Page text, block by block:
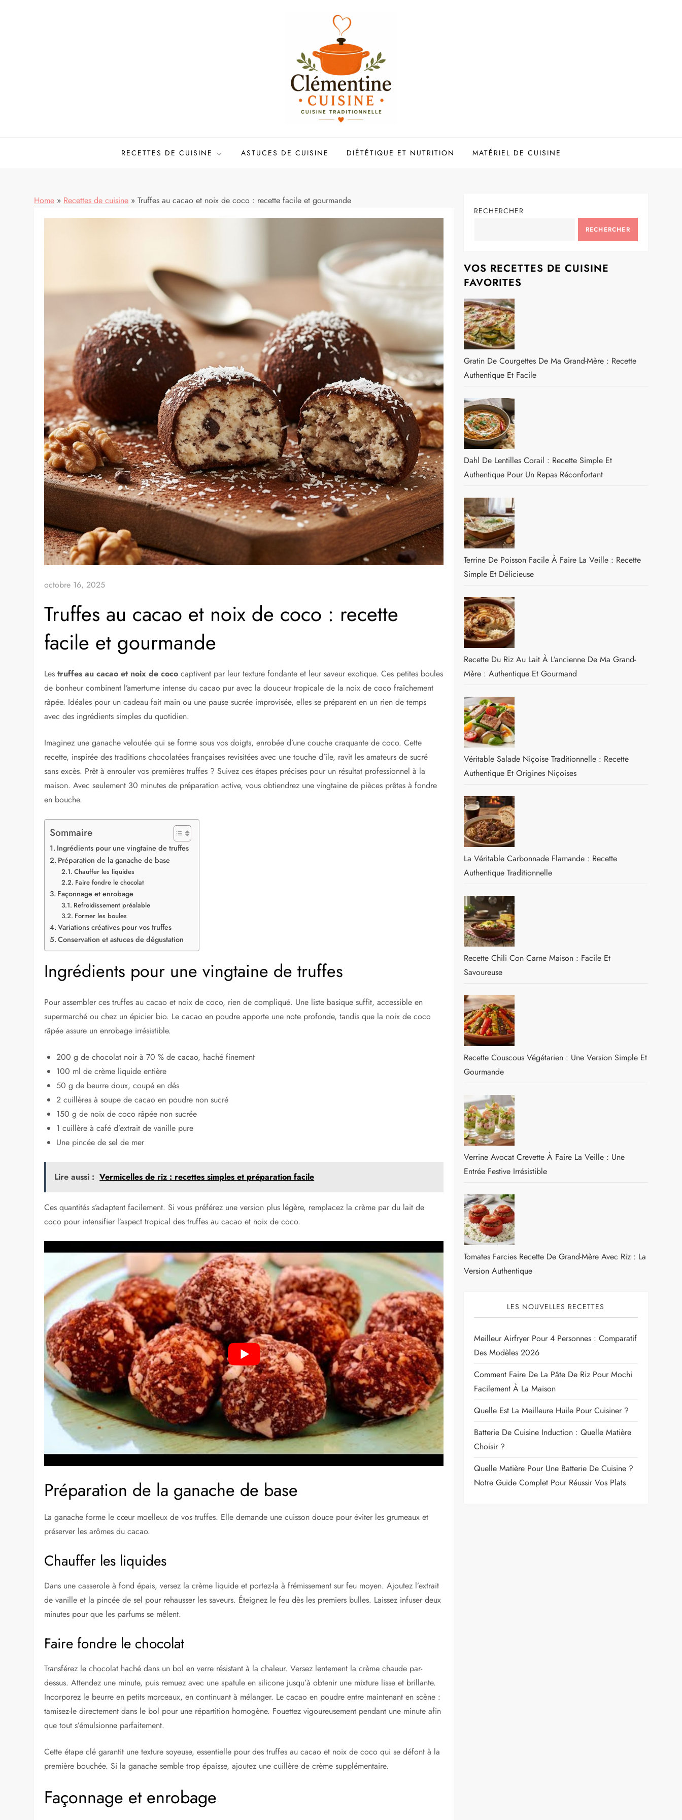
RECETTES DE CUISINE ASTUCES DE CUISINE DIÉTÉTIQUE ET NUTRITION MATÉRIEL DE CUISINE
Home » Recettes de cuisine » Truffes au cacao et noix de coco : recette facile et gourmande
octobre 16, 2025
Truffes au cacao et noix de coco : recette
facile et gourmande
Lestruffes au cacao et noix de coco captivent par leur texture fondante et leur saveur exotique. Ces petites boules
de bonheur combinent l’amertume intense du cacao pur avec la douceur tropicale de la noix de coco fraîchement
râpée. Idéales pour un cadeau fait main ou une pause sucrée improvisée, elles se préparent en un rien de temps
avec des ingrédients simples du quotidien.
Imaginez une ganache veloutée qui se forme sous vos doigts, enrobée d’une couche craquante de coco. Cette
recette, inspirée des traditions chocolatées françaises revisitées avec une touche d’île, ravit les amateurs de sucré
sans excès. Prêt à enrouler vos premières truffes ? Suivez ces étapes précises pour un résultat professionnel à la
maison. Avec seulement 30 minutes de préparation active, vous obtiendrez une vingtaine de pièces prêtes à fondre
en bouche.
Sommaire
Ingrédients pour une vingtaine de truffes
Préparation de la ganache de base
Chauffer les liquides
Faire fondre le chocolat
Façonnage et enrobage
Refroidissement préalable
Former les boules
Variations créatives pour vos truffes
Conservation et astuces de dégustation
Ingrédients pour une vingtaine de truffes
Pour assembler ces truffes au cacao et noix de coco, rien de compliqué. Une liste basique suffit, accessible en
supermarché ou chez un épicier bio. Le cacao en poudre apporte une note profonde, tandis que la noix de coco
râpée assure un enrobage irrésistible.
200 g de chocolat noir à 70 % de cacao, haché finement
100 ml de crème liquide entière
50 g de beurre doux, coupé en dés
2 cuillères à soupe de cacao en poudre non sucré
150 g de noix de coco râpée non sucrée
1 cuillère à café d’extrait de vanille pure
Une pincée de sel de mer
Lire aussi : Vermicelles de riz : recettes simples et préparation facile
Ces quantités s’adaptent facilement. Si vous préférez une version plus légère, remplacez la crème par du lait de
coco pour intensifier l’aspect tropical des truffes au cacao et noix de coco.
Préparation de la ganache de base
La ganache forme le cœur moelleux de vos truffes. Elle demande une cuisson douce pour éviter les grumeaux et
préserver les arômes du cacao.
Chauffer les liquides
Dans une casserole à fond épais, versez la crème liquide et portez-la à frémissement sur feu moyen. Ajoutez l’extrait
de vanille et la pincée de sel pour rehausser les saveurs. Éteignez le feu dès les premiers bulles. Laissez infuser deux
minutes pour que les parfums se mêlent.
Faire fondre le chocolat
Transférez le chocolat haché dans un bol en verre résistant à la chaleur. Versez lentement la crème chaude par-
dessus. Attendez une minute, puis remuez avec une spatule en silicone jusqu’à obtenir une mixture lisse et brillante.
Incorporez le beurre en petits morceaux, en continuant à mélanger. Le cacao en poudre entre maintenant en scène :
tamisez-le directement dans le bol pour une répartition homogène. Fouettez vigoureusement pendant une minute afin
que tout s’émulsionne parfaitement.
Cette étape clé garantit une texture soyeuse, essentielle pour des truffes au cacao et noix de coco qui se défont à la
première bouchée. Si la ganache semble trop épaisse, ajoutez une cuillère de crème supplémentaire.
Façonnage et enrobage
RECHERCHER
RECHERCHER
VOS RECETTES DE CUISINE
FAVORITES
Gratin De Courgettes De Ma Grand-Mère : Recette
Authentique Et Facile
Dahl De Lentilles Corail : Recette Simple Et
Authentique Pour Un Repas Réconfortant
Terrine De Poisson Facile À Faire La Veille : Recette
Simple Et Délicieuse
Recette Du Riz Au Lait À L’ancienne De Ma Grand-
Mère : Authentique Et Gourmand
Véritable Salade Niçoise Traditionnelle : Recette
Authentique Et Origines Niçoises
La Véritable Carbonnade Flamande : Recette
Authentique Traditionnelle
Recette Chili Con Carne Maison : Facile Et
Savoureuse
Recette Couscous Végétarien : Une Version Simple Et
Gourmande
Verrine Avocat Crevette À Faire La Veille : Une
Entrée Festive Irrésistible
Tomates Farcies Recette De Grand-Mère Avec Riz : La
Version Authentique
LES NOUVELLES RECETTES
Meilleur Airfryer Pour 4 Personnes : Comparatif
Des Modèles 2026
Comment Faire De La Pâte De Riz Pour Mochi
Facilement À La Maison
Quelle Est La Meilleure Huile Pour Cuisiner ?
Batterie De Cuisine Induction : Quelle Matière
Choisir ?
Quelle Matière Pour Une Batterie De Cuisine ?
Notre Guide Complet Pour Réussir Vos Plats